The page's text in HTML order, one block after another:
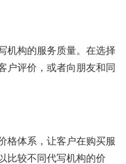
机构的服务质量。在选择
户评价，或者向朋友和同
格体系，让客户在购买服
比较不同代写机构的价